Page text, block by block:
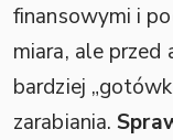
finansowymi i
miara, ale przed
bardziej
zarabiania.